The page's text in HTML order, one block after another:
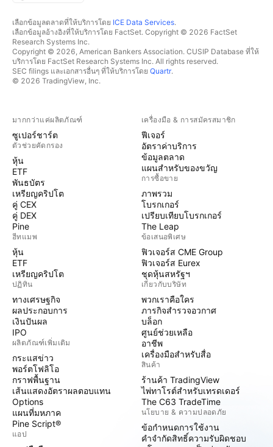
เลือกข้อมูลตลาดที่ให้บริการโดย ICE Data Services.
เลือกข้อมูลอ้างอิงที่ให้บริการโดย FactSet. Copyright © 2026 FactSet
Research Systems Inc.
Copyright © 2026, American Bankers Association. CUSIP Database ที่ให้
บริการโดย FactSet Research Systems Inc. All rights reserved.
SEC filings และเอกสารอื่นๆ ที่ให้บริการโดย Quartr.
© 2026 TradingView, Inc.
มากกว่าแค่ผลิตภัณฑ์
ซูเปอร์ชาร์ต
ตัวช่วยคัดกรอง
หุ้น
ETF
พันธบัตร
เหรียญคริปโต
คู่ CEX
คู่ DEX
Pine
ฮีทแมพ
หุ้น
ETF
เหรียญคริปโต
ปฏิทิน
ทางเศรษฐกิจ
ผลประกอบการ
เงินปันผล
IPO
ผลิตภัณฑ์เพิ่มเติม
กระแสข่าว
พอร์ตโฟลิโอ
กราฟพื้นฐาน
เส้นแสดงอัตราผลตอบแทน
Options
แผนที่มหภาค
Pine Script®
แอป
เครื่องมือ & การสมัครสมาชิก
ฟีเจอร์
อัตราค่าบริการ
ข้อมูลตลาด
แผนสำหรับของขวัญ
การซื้อขาย
ภาพรวม
โบรกเกอร์
เปรียบเทียบโบรกเกอร์
The Leap
ข้อเสนอพิเศษ
ฟิวเจอร์ส CME Group
ฟิวเจอร์ส Eurex
ชุดหุ้นสหรัฐฯ
เกี่ยวกับบริษัท
พวกเราคือใคร
ภารกิจสำรวจอวกาศ
บล็อก
ศูนย์ช่วยเหลือ
อาชีพ
เครื่องมือสำหรับสื่อ
สินค้า
ร้านค้า TradingView
ไพ่ทาโรต์สำหรับเทรดเดอร์
The C63 TradeTime
นโยบาย & ความปลอดภัย
ข้อกำหนดการใช้งาน
คำจำกัดสิทธิ์ความรับผิดชอบ